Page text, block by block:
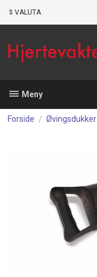
VALUTA
Meny
Forside Øvingsdukker